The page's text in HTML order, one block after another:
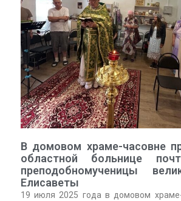
В домовом храме-часовне
областной больнице
преподобномученицы
Елисаветы
19 июля 2025 года в домовом